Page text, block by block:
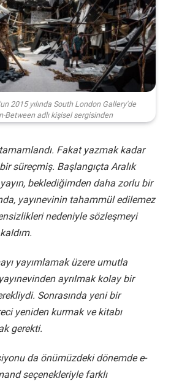
2015 yılında South London Gallery'de
Between adlı kişisel sergisinden
Fakat yazmak kadar
süreçmiş. Başlangıçta Aralık
beklediğimden daha zorlu bir
yayınevinin tahammül edilemez
nedeniyle sözleşmeyi
yayımlamak üzere umutla
ayrılmak kolay bir
Sonrasında yeni bir
yeniden kurmak ve kitabı
gerekti.
da önümüzdeki dönemde e-
seçenekleriyle farklı